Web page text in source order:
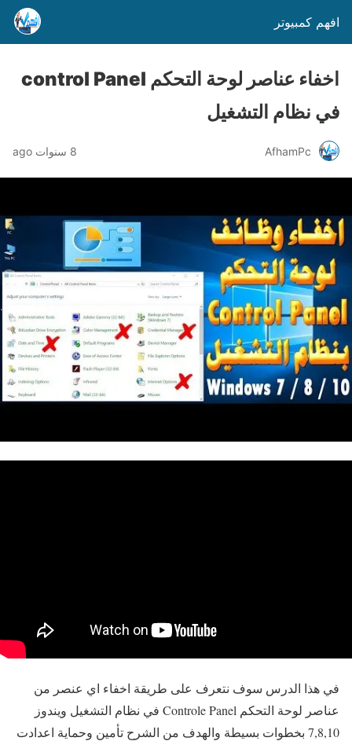
افهم كمبيوتر
اخفاء عناصر لوحة التحكم control Panel
في نظام التشغيل
AfhamPc 8 سنوات ago
في هذا الدرس سوف نتعرف على طريقة اخفاء اي عنصر من
عناصر لوحة التحكم Controle Panel في نظام التشغيل ويندوز
7,8,10 بخطوات بسيطة والهدف من الشرح تأمين وحماية اعدادت